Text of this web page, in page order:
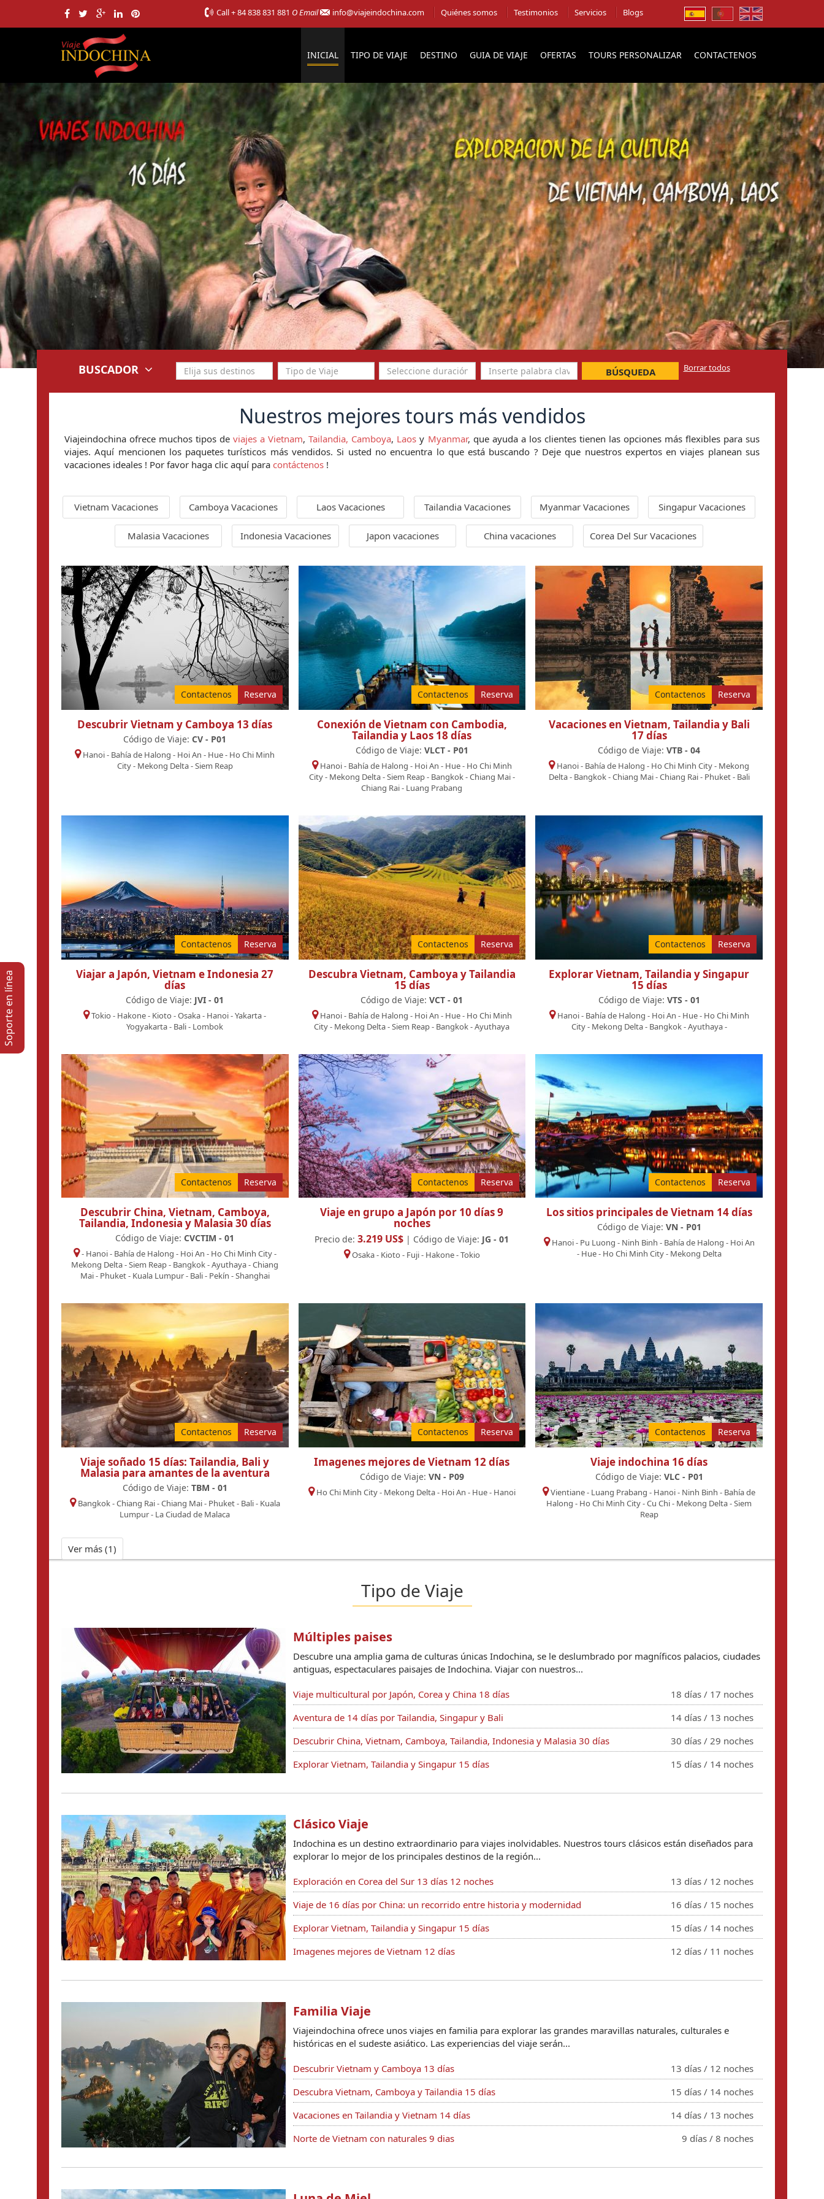
Call+ 84 838 831 881 O Email info@viajeindochina.com Quiénes somos Testimonios Servicios Blogs
INICIAL TIPO DE VIAJE DESTINO GUIA DE VIAJE OFERTAS TOURS PERSONALIZAR CONTACTENOS
BUSCADOR BÚSQUEDA Borrar todos
Nuestros mejores tours más vendidos
Viajeindochina ofrece muchos tipos deviajes a Vietnam,Tailandia, Camboya, Laos y Myanmar, que ayuda a los clientes tienen las opciones más flexibles para sus
viajes. Aquí mencionen los paquetes turísticos más vendidos. Si usted no encuentra lo que está buscando ? Deje que nuestros expertos en viajes planean sus
vacaciones ideales ! Por favor haga clic aquí para contáctenos !
Vietnam Vacaciones Camboya Vacaciones Laos Vacaciones Tailandia Vacaciones Myanmar Vacaciones Singapur Vacaciones
Malasia Vacaciones Indonesia Vacaciones Japon vacaciones China vacaciones Corea Del Sur Vacaciones
Contactenos Reserva
Descubrir Vietnam y Camboya 13 días
Código de Viaje:CV - P01
Hanoi- Bahía de Halong - Hoi An - Hue- Ho Chi Minh
City- Mekong Delta-Siem Reap
Contactenos Reserva
Conexión de Vietnam con Cambodia,
Tailandia y Laos 18 días
Código de Viaje: VLCT - P01
Hanoi- Bahía de Halong - Hoi An - Hue- Ho Chi Minh
City- Mekong Delta-Siem Reap- Bangkok-Chiang Mai-
Chiang Rai- Luang Prabang
Contactenos Reserva
Vacaciones en Vietnam, Tailandia y Bali
17 días
Código de Viaje:VTB - 04
Hanoi- Bahía de Halong - Ho Chi Minh City- Mekong
Delta- Bangkok-Chiang Mai-Chiang Rai- Phuket- Bali
Contactenos Reserva
Viajar a Japón, Vietnam e Indonesia 27
días
Código de Viaje: JVI - 01
Tokio - Hakone- Kioto -Osaka- Hanoi-Yakarta-
Yogyakarta- Bali- Lombok
Contactenos Reserva
Descubra Vietnam, Camboya y Tailandia
15 días
Código de Viaje:VCT - 01
Hanoi- Bahía de Halong - Hoi An - Hue- Ho Chi Minh
City- Mekong Delta-Siem Reap- Bangkok-Ayuthaya
Contactenos Reserva
Explorar Vietnam, Tailandia y Singapur
15 días
Código de Viaje: VTS - 01
Hanoi- Bahía de Halong - Hoi An - Hue- Ho Chi Minh
City- Mekong Delta- Bangkok-Ayuthaya-
Contactenos Reserva
Descubrir China, Vietnam, Camboya,
Tailandia, Indonesia y Malasia 30 días
Código de Viaje:CVCTIM - 01
- Hanoi- Bahía de Halong - Hoi An - Ho Chi Minh City-
Mekong Delta-Siem Reap- Bangkok-Ayuthaya-Chiang
Mai- Phuket- Kuala Lumpur- Bali- Pekín -Shanghai
Contactenos Reserva
Viaje en grupo a Japón por 10 días 9
noches
Precio de:3.219 US$ | Código de Viaje: JG - 01
Osaka- Kioto - Fuji- Hakone-Tokio
Contactenos Reserva
Los sitios principales de Vietnam 14 días
Código de Viaje: VN - P01
Hanoi- Pu Luong - Ninh Binh - Bahía de Halong - Hoi An
- Hue- Ho Chi Minh City- Mekong Delta
Contactenos Reserva
Viaje soñado 15 días: Tailandia, Bali y
Malasia para amantes de la aventura
Código de Viaje: TBM - 01
Bangkok-Chiang Rai-Chiang Mai- Phuket- Bali- Kuala
Lumpur- La Ciudad de Malaca
Contactenos Reserva
Imagenes mejores de Vietnam 12 días
Código de Viaje: VN - P09
Ho Chi Minh City- Mekong Delta- Hoi An - Hue- Hanoi
Contactenos Reserva
Viaje indochina 16 días
Código de Viaje: VLC - P01
Vientiane- Luang Prabang - Hanoi- Ninh Binh - Bahía de
Halong - Ho Chi Minh City-Cu Chi- Mekong Delta-Siem
Reap
Ver más (1)
Tipo de Viaje
Múltiples paises
Descubre una amplia gama de culturas únicas Indochina, se le deslumbrado por magníficos palacios, ciudades
antiguas, espectaculares paisajes de Indochina. Viajar con nuestros...
Viaje multicultural por Japón, Corea y China 18 días
18 dí­as / 17 noches
Aventura de 14 días por Tailandia, Singapur y Bali
14 dí­as / 13 noches
Descubrir China, Vietnam, Camboya, Tailandia, Indonesia y Malasia 30 días
30 dí­as / 29 noches
Explorar Vietnam, Tailandia y Singapur 15 días
15 dí­as / 14 noches
Clásico Viaje
Indochina es un destino extraordinario para viajes inolvidables. Nuestros tours clásicos están diseñados para
explorar lo mejor de los principales destinos de la región...
Exploración en Corea del Sur 13 días 12 noches
13 dí­as / 12 noches
Viaje de 16 días por China: un recorrido entre historia y modernidad
16 dí­as / 15 noches
Explorar Vietnam, Tailandia y Singapur 15 días
15 dí­as / 14 noches
Imagenes mejores de Vietnam 12 días
12 dí­as / 11 noches
Familia Viaje
Viajeindochina ofrece unos viajes en familia para explorar las grandes maravillas naturales, culturales e
históricas en el sudeste asiático. Las experiencias del viaje serán...
Descubrir Vietnam y Camboya 13 días
13 dí­as / 12 noches
Descubra Vietnam, Camboya y Tailandia 15 días
15 dí­as / 14 noches
Vacaciones en Tailandia y Vietnam 14 días
14 dí­as / 13 noches
Norte de Vietnam con naturales 9 dias
9 dí­as / 8 noches
Soporte en lí­nea